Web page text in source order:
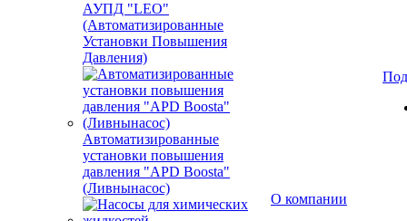
АУПД "LEO"
(Автоматизированные
Установки Повышения
Давления)
Автоматизированные
установки повышения
давления "APD Boosta"
(Ливнынасос)
О компании